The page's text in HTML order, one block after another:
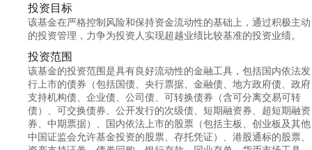
投资目标
该基金在严格控制风险和保持资金流动性的基础上，通过积极主动
的投资管理，力争为投资人实现超越业绩比较基准的投资业绩。
投资范围
该基金的投资范围是具有良好流动性的金融工具，包括国内依法发
行上市的债券（包括国债、央行票据、金融债、地方政府债、政府
支持机构债、企业债、公司债、可转换债券（含可分离交易可转
债）、可交换债券、公开发行的次级债、短期融资券、超短期融资
券、中期票据）、国内依法上市的股票（包括主板、创业板及其他
中国证监会允许基金投资的股票、存托凭证）、港股通标的股票、